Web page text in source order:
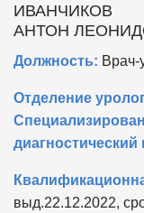
ИВАНЧИКОВ
АНТОН
Должность: Врач-
Отделение
диагностический
выд.22.12.2022,